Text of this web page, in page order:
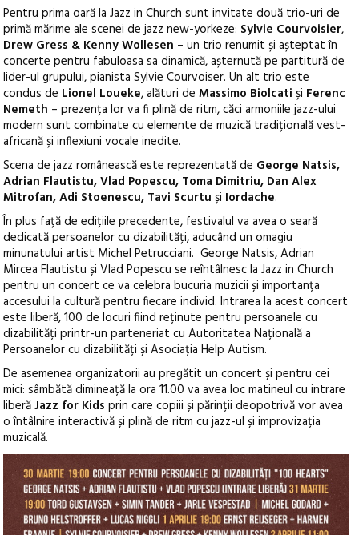
Pentru prima oară la Jazz in Church sunt invitate două trio-uri de
primă mărime ale scenei de jazz new-yorkeze: Sylvie Courvoisier,
Drew Gress & Kenny Wollesen – un trio renumit și așteptat în
concerte pentru fabuloasa sa dinamică, așternută pe partitură de
lider-ul grupului, pianista Sylvie Courvoiser. Un alt trio este
condus de Lionel Loueke, alături deMassimo Biolcati și Ferenc
Nemeth – prezența lor va fi plină de ritm, căci armoniile jazz-ului
modern sunt combinate cu elemente de muzică tradițională vest-
africană și inflexiuni vocale inedite.
Scena de jazz românească este reprezentată de George Natsis,
Adrian Flautistu, Vlad Popescu, Toma Dimitriu, Dan Alex
Mitrofan, Adi Stoenescu, Tavi Scurtu și Iordache.
În plus față de edițiile precedente, festivalul va avea o seară
dedicată persoanelor cu dizabilități, aducând un omagiu
minunatului artist Michel Petrucciani. George Natsis, Adrian
Mircea Flautistu și Vlad Popescu se reîntâlnesc la Jazz in Church
pentru un concert ce va celebra bucuria muzicii și importanța
accesului la cultură pentru fiecare individ. Intrarea la acest concert
este liberă, 100 de locuri fiind reținute pentru persoanele cu
dizabilități printr-un parteneriat cu Autoritatea Națională a
Persoanelor cu dizabilități și Asociația Help Autism.
De asemenea organizatorii au pregătit un concert și pentru cei
mici: sâmbătă dimineață la ora 11.00 va avea loc matineul cu intrare
liberăJazz for Kids prin care copiii și părinții deopotrivă vor avea
o întâlnire interactivă și plină de ritm cu jazz-ul și improvizația
muzicală.